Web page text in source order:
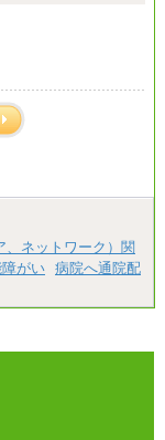
円～（※5）
賀県
馬県、長野県、新
広島県、山口県、
鹿児島県、沖縄
、ネットワーク）関
がい 病院へ通院配